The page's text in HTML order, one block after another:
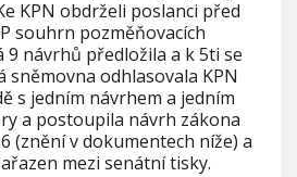
KPN obdrželi poslanci před
souhrn pozměňovacích
9 návrhů předložila a k 5ti se
sněmovna odhlasovala KPN
s jedním návrhem a jedním
a postoupila návrh zákona
(znění v dokumentech níže) a
mezi senátní tisky.